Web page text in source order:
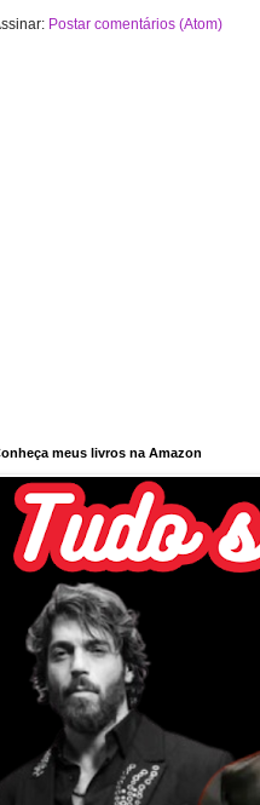
Postar comentários (Atom)
meus livros na Amazon